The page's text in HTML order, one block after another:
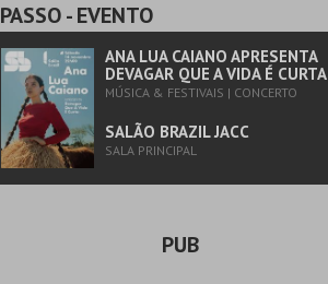
PASSO- EVENTO
ANA LUA CAIANO APRESENTA
DEVAGAR QUE A VIDA É CURTA
MÚSICA & FESTIVAIS | CONCERTO
SALÃO BRAZIL JACC
SALA PRINCIPAL
PUB